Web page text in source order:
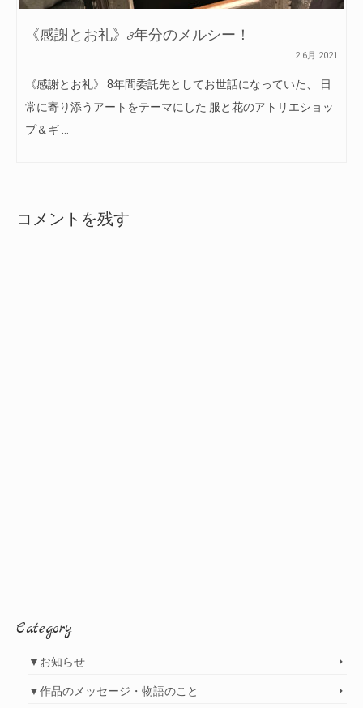
《感謝とお礼》8年分のメルシー！
2 6月 2021
《感謝とお礼》 8年間委託先としてお世話になっていた、 日
常に寄り添うアートをテーマにした 服と花のアトリエショッ
プ＆ギ …
コメントを残す
Category
▼お知らせ
▼作品のメッセージ・物語のこと